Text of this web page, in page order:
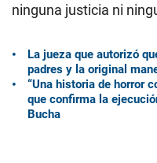
ninguna justicia ni
La jueza que autorizó
padres y la original
“Una historia de horror
que confirma la
Bucha